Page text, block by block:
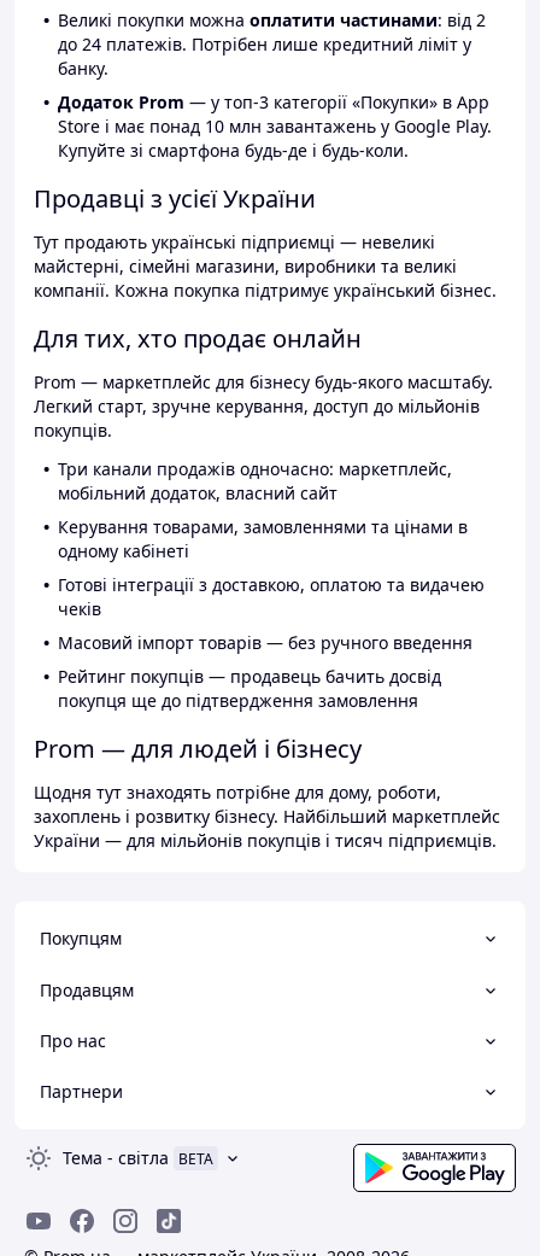
Великі покупки можна оплатити частинами: від 2
до 24 платежів. Потрібен лише кредитний ліміт у
банку.
Додаток Prom — у топ-3 категорії «Покупки» в App
Store і має понад 10 млн завантажень у Google Play.
Купуйте зі смартфона будь-де і будь-коли.
Продавці з усієї України
Тут продають українські підприємці — невеликі
майстерні, сімейні магазини, виробники та великі
компанії. Кожна покупка підтримує український бізнес.
Для тих, хто продає онлайн
Prom — маркетплейс для бізнесу будь-якого масштабу.
Легкий старт, зручне керування, доступ до мільйонів
покупців.
Три канали продажів одночасно: маркетплейс,
мобільний додаток, власний сайт
Керування товарами, замовленнями та цінами в
одному кабінеті
Готові інтеграції з доставкою, оплатою та видачею
чеків
Масовий імпорт товарів — без ручного введення
Рейтинг покупців — продавець бачить досвід
покупця ще до підтвердження замовлення
Prom — для людей і бізнесу
Щодня тут знаходять потрібне для дому, роботи,
захоплень і розвитку бізнесу. Найбільший маркетплейс
України — для мільйонів покупців і тисяч підприємців.
Покупцям
Продавцям
Про нас
Партнери
Тема - світла BETA